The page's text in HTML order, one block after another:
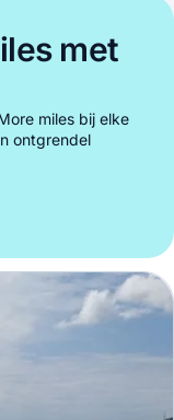
met
miles bij elke
ontgrendel